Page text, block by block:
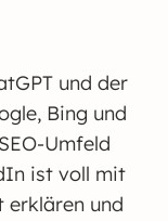
und der
Bing und
Umfeld
ist voll mit
erklären und